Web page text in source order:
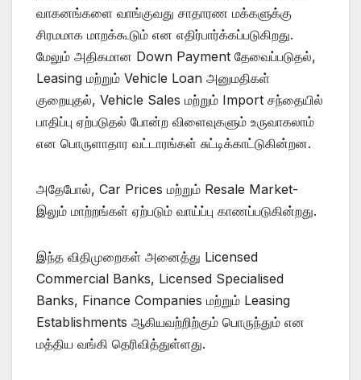
வாகனங்களை வாங்குவது சாதாரண மக்களுக்கு
சிரமமாக மாறக்கூடும் என எதிர்பார்க்கப்படுகிறது.
மேலும் அதிகமான Down Payment தேவைப்படுதல்,
Leasing மற்றும் Vehicle Loan அனுமதிகள்
குறையுதல், Vehicle Sales மற்றும் Import சந்தையில்
பாதிப்பு ஏற்படுதல் போன்ற விளைவுகளும் உருவாகலாம்
என பொருளாதார வட்டாரங்கள் சுட்டிக்காட்டுகின்றன.
அதேபோல், Car Prices மற்றும் Resale Market-
இலும் மாற்றங்கள் ஏற்படும் வாய்ப்பு காணப்படுகின்றது.
இந்த விதிமுறைகள் அனைத்து Licensed
Commercial Banks, Licensed Specialised
Banks, Finance Companies மற்றும் Leasing
Establishments ஆகியவற்றிற்கும் பொருந்தும் என
மத்திய வங்கி தெரிவித்துள்ளது.